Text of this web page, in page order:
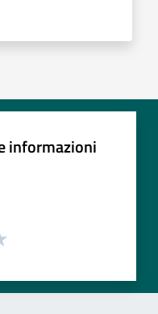
informazioni